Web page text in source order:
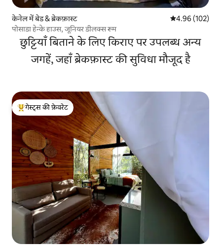
केनेल में बेड & ब्रेकफ़ास्ट औसत रेटिंग 5 में से
4.96 (102)
पोसाडा हेन्के हाउस, जूनियर डीलक्स रूम
छुट्टियाँ बिताने के लिए किराए पर उपलब्ध अन्य
जगहें, जहाँ ब्रेकफ़ास्ट की सुविधा मौजूद है
गेस्ट्स का टॉप फ़ेवरेट
गेस्ट्स की फ़ेवरेट